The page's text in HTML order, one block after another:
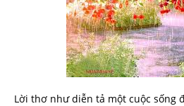
Lời thơ như diễn tả một cuộc sống